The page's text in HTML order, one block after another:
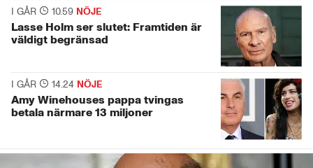
I GÅR 10.59 NÖJE
Lasse Holm ser slutet: Framtiden är
väldigt begränsad
I GÅR 14.24 NÖJE
Amy Winehouses pappa tvingas
betala närmare 13 miljoner